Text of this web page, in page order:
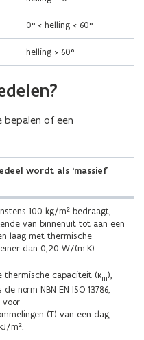
0° < helling < 60°
helling > 60°
bepalen of een
wordt als ‘massief’
100 kg/m² bedraagt,
van binnenuit tot aan een
laag met thermische
dan 0,20 W/(m.K).
thermische capaciteit (кm),
norm NBN EN ISO 13786,
voor
(T) van een dag,
m².